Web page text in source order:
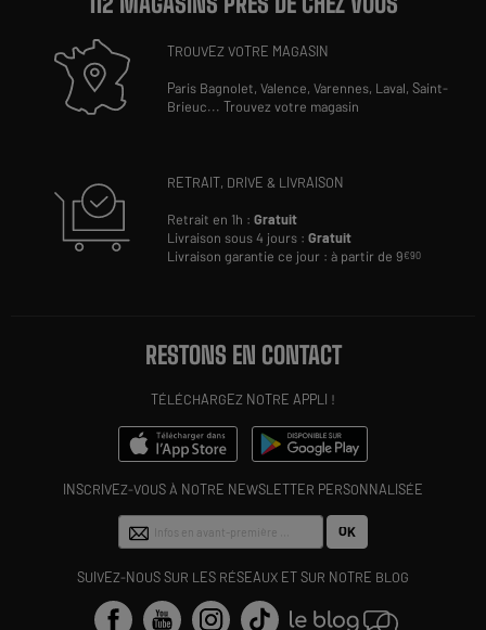
TROUVEZ VOTRE MAGASIN
Paris Bagnolet,Valence,Varennes, Laval,Saint-
Brieuc...Trouvez votre magasin
RETRAIT, DRIVE & LIVRAISON
Retrait en 1h :Gratuit
Livraison sous 4 jours :Gratuit
Livraison garantie ce jour : à partir de 9€90
RESTONS EN CONTACT
TÉLÉCHARGEZ NOTRE APPLI !
INSCRIVEZ-VOUS À NOTRE NEWSLETTER PERSONNALISÉE
OK
SUIVEZ-NOUS SUR LES RÉSEAUX ET SUR NOTRE BLOG